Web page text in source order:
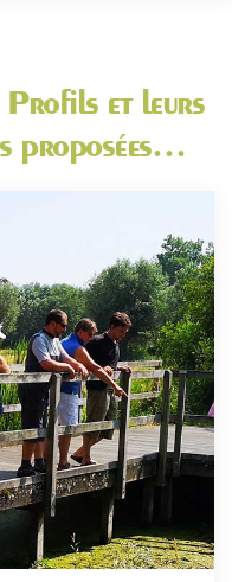
Profils et leurs
proposées…